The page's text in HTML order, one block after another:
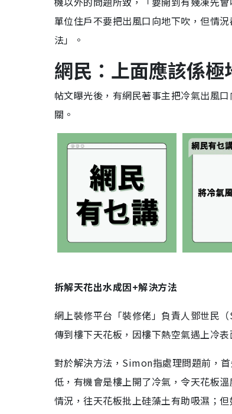
單位住戶不要把出風口向地下吹，但情
法」。
網民： 上面應該係極
帖文曝光後，有網民著事主把冷氣出風
關。
拆解天花出水成因+解決方法
網上裝修平台「裝修佬」負責人鄧世民
傳到樓下天花板，因樓下熱空氣遇上冷
對於解決方法，Simon指處理問題前，
低，有機會是樓上開了冷氣，令天花板
情況，往天花板批上硅藻土有助吸濕；